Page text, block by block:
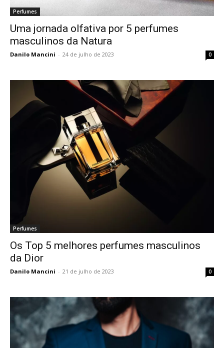
Perfumes
Uma jornada olfativa por 5 perfumes
masculinos da Natura
Danilo Mancini - 24 de julho de 2023 0
Perfumes
Os Top 5 melhores perfumes masculinos
da Dior
Danilo Mancini - 21 de julho de 2023 0